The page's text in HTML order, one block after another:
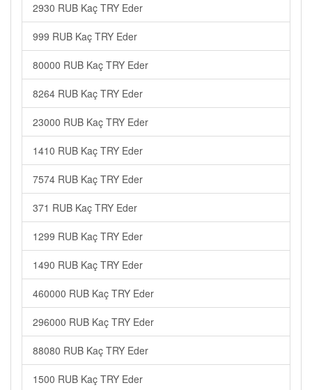
2930 RUB Kaç TRY Eder
999 RUB Kaç TRY Eder
80000 RUB Kaç TRY Eder
8264 RUB Kaç TRY Eder
23000 RUB Kaç TRY Eder
1410 RUB Kaç TRY Eder
7574 RUB Kaç TRY Eder
371 RUB Kaç TRY Eder
1299 RUB Kaç TRY Eder
1490 RUB Kaç TRY Eder
460000 RUB Kaç TRY Eder
296000 RUB Kaç TRY Eder
88080 RUB Kaç TRY Eder
1500 RUB Kaç TRY Eder